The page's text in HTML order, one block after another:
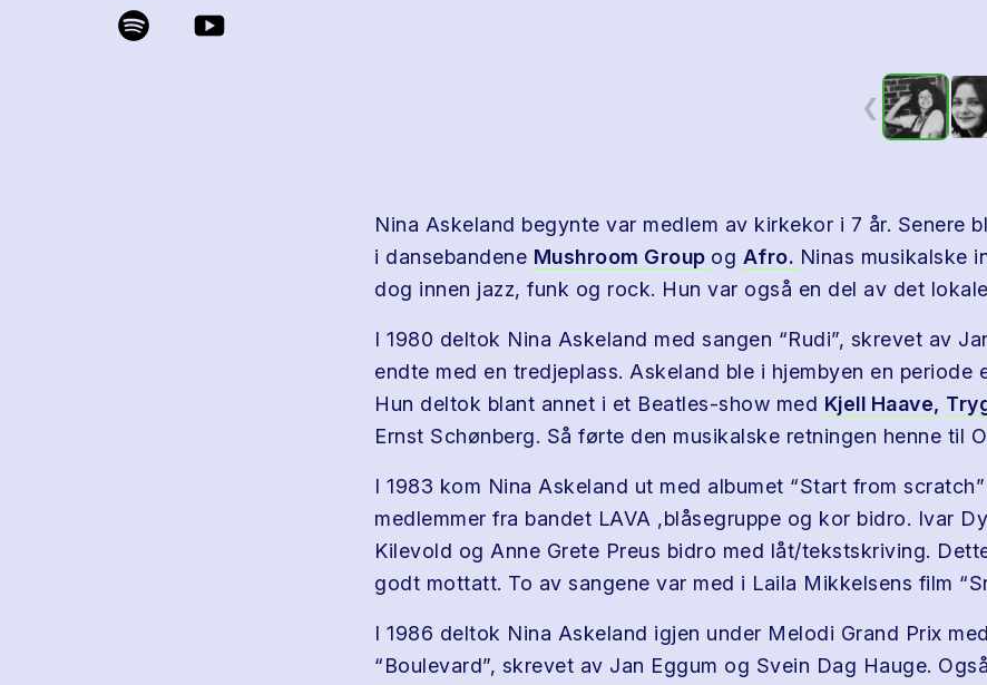
❮
Nina Askeland begynte var medlem av kirkekor i 7 år. Senere
i dansebandene Mushroom Group og Afro. Ninas musikalske
dog innen jazz, funk og rock. Hun var også en del av det
I 1980 deltok Nina Askeland med sangen “Rudi”, skrevet av
endte med en tredjeplass. Askeland ble i hjembyen en periode
Hun deltok blant annet i et Beatles-show med Kjell Haave,
Ernst Schønberg. Så førte den musikalske retningen henne til
I 1983 kom Nina Askeland ut med albumet “Start from
medlemmer fra bandet LAVA ,blåsegruppe og kor bidro. Ivar
Kilevold og Anne Grete Preus bidro med låt/tekstskriving.
godt mottatt. To av sangene var med i Laila Mikkelsens film
I 1986 deltok Nina Askeland igjen under Melodi Grand Prix
“Boulevard”, skrevet av Jan Eggum og Svein Dag Hauge.